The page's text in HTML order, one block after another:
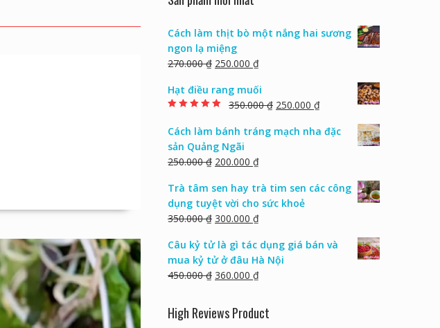
Cách làm thịt bò một nắng hai sương
ngon lạ miệng
270.000₫ 250.000 ₫
Hạt điều rang muối
350.000₫ 250.000 ₫
Cách làm bánh tráng mạch nha đặc
sản Quảng Ngãi
250.000₫ 200.000 ₫
Trà tâm sen hay trà tim sen các công
dụng tuyệt vời cho sức khoẻ
350.000₫ 300.000 ₫
Câu kỷ tử là gì tác dụng giá bán và
mua kỷ tử ở đâu Hà Nội
450.000₫ 360.000 ₫
High Reviews Product